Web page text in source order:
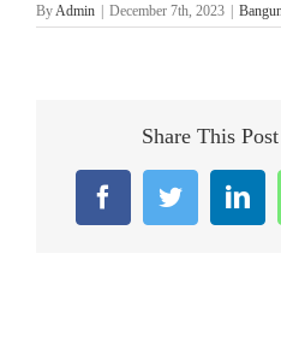
ByAdmin December 7th, 2023
Share This
FacebookTwitter